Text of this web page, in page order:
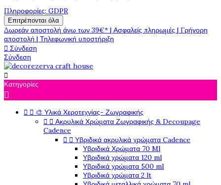
Πληροφορίες: GDPR
Επιτρέπονται όλα
Δωρεάν αποστολή άνω των 39€* | Ασφαλείς πληρωμές | Γρήγορη
αποστολή | Τηλεφωνική υποστήριξη
 Σύνδεση
Σύνδεση

Κατηγορίες

  🎨 Υλικά Χεροτεχνίας- Ζωγραφικής
  Ακρυλικά Χρώματα Ζωγραφικής & Decoupage
Cadence
  Υβριδικά ακρυλικά χρώματα Cadence
Υβριδικά Χρώματα 70 Ml
Υβριδικά χρώματα 120 ml
Υβριδικά χρώματα 500 ml
Υβριδικά χρώματα 2 lt